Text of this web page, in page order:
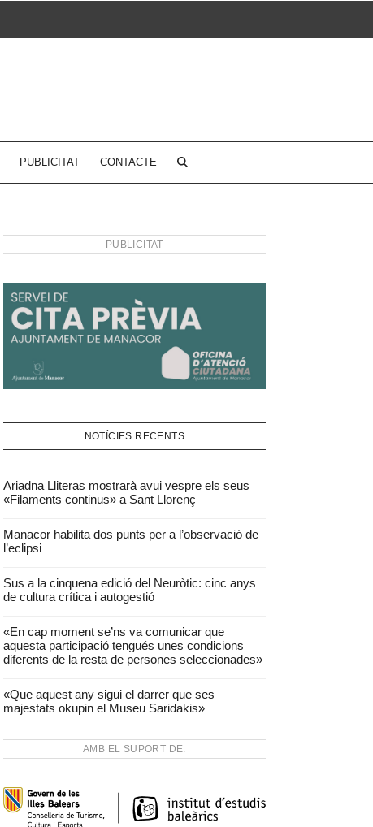
PUBLICITAT CONTACTE
PUBLICITAT
NOTÍCIES RECENTS
Ariadna Lliteras mostrarà avui vespre els seus
«Filaments continus» a Sant Llorenç
Manacor habilita dos punts per a l’observació de
l’eclipsi
Sus a la cinquena edició del Neuròtic: cinc anys
de cultura crítica i autogestió
«En cap moment se’ns va comunicar que
aquesta participació tengués unes condicions
diferents de la resta de persones seleccionades»
«Que aquest any sigui el darrer que ses
majestats okupin el Museu Saridakis»
AMB EL SUPORT DE: